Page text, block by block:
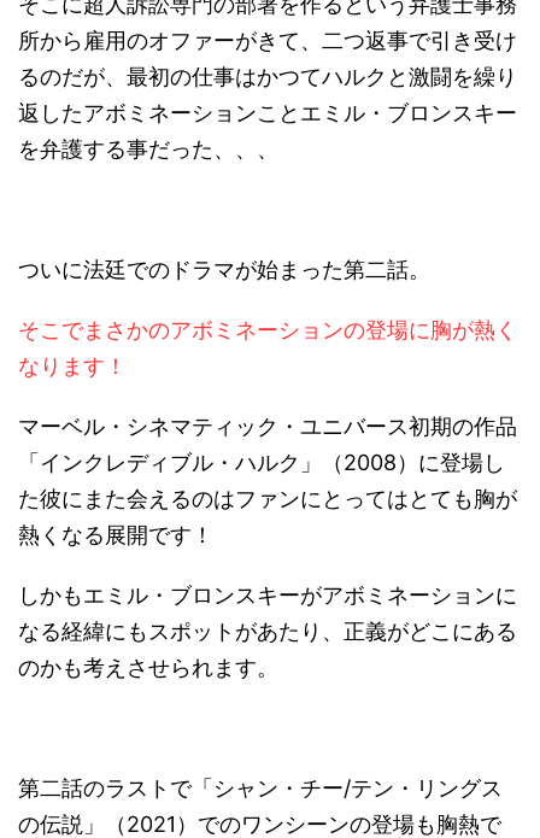
所から雇用のオファーがきて、二つ返事で引き受け
るのだが、最初の仕事はかつてハルクと激闘を繰り
返したアボミネーションことエミル・ブロンスキー
を弁護する事だった、、、
ついに法廷でのドラマが始まった第二話。
そこでまさかのアボミネーションの登場に胸が熱く
なります！
マーベル・シネマティック・ユニバース初期の作品
「インクレディブル・ハルク」（2008）に登場し
た彼にまた会えるのはファンにとってはとても胸が
熱くなる展開です！
しかもエミル・ブロンスキーがアボミネーションに
なる経緯にもスポットがあたり、正義がどこにある
のかも考えさせられます。
第二話のラストで「シャン・チー/テン・リングス
の伝説」（2021）でのワンシーンの登場も胸熱で